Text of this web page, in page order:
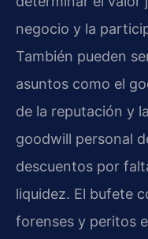
negocio y la
También pueden
asuntos como el
de la reputación y
goodwill personal
descuentos por
liquidez. El bufete
forenses y peritos